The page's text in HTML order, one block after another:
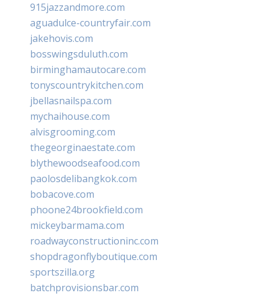
915jazzandmore.com
aguadulce-countryfair.com
jakehovis.com
bosswingsduluth.com
birminghamautocare.com
tonyscountrykitchen.com
jbellasnailspa.com
mychaihouse.com
alvisgrooming.com
thegeorginaestate.com
blythewoodseafood.com
paolosdelibangkok.com
bobacove.com
phoone24brookfield.com
mickeybarmama.com
roadwayconstructioninc.com
shopdragonflyboutique.com
sportszilla.org
batchprovisionsbar.com